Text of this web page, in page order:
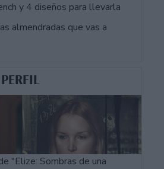
y 4 diseños para llevarla
almendradas que vas a
"Elize: Sombras de una